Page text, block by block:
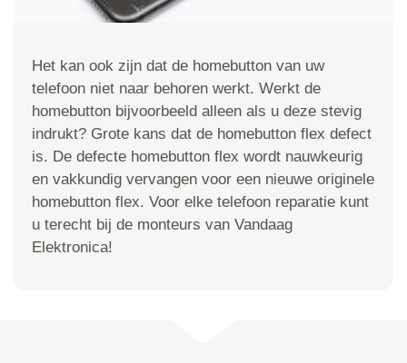
Het kan ook zijn dat de homebutton van uw
telefoon niet naar behoren werkt. Werkt de
homebutton bijvoorbeeld alleen als u deze stevig
indrukt? Grote kans dat de homebutton flex defect
is. De defecte homebutton flex wordt nauwkeurig
en vakkundig vervangen voor een nieuwe originele
homebutton flex. Voor elke telefoon reparatie kunt
u terecht bij de monteurs van Vandaag
Elektronica!